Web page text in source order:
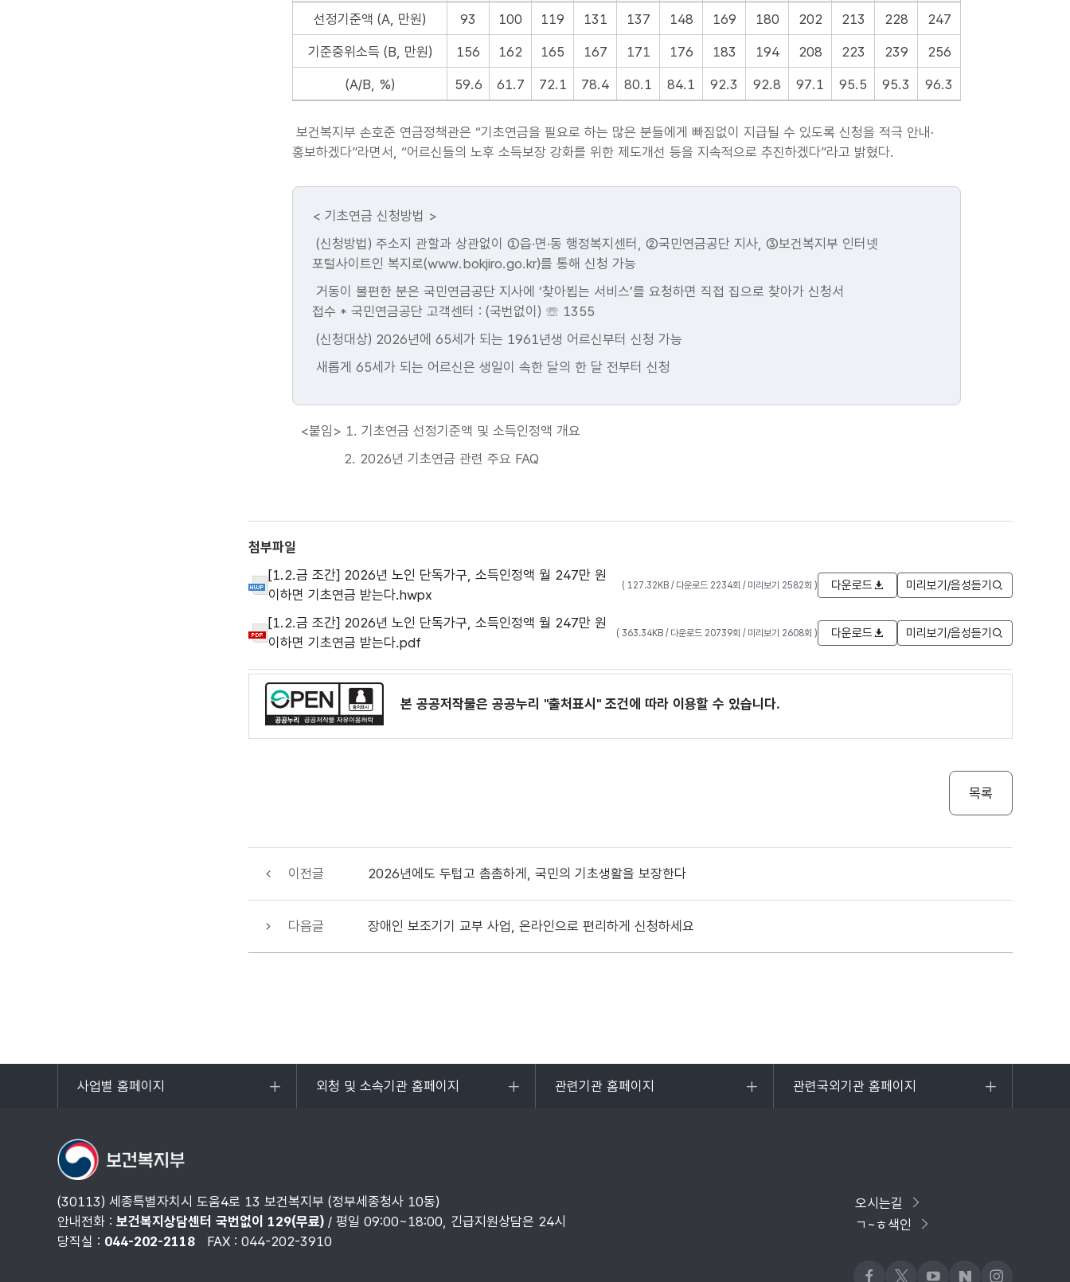
선정기준액 (A, 만원) 93 100 119 131 137 148 169 180 202 213 228 247
기준중위소득 (B, 만원) 156 162 165 167 171 176 183 194 208 223 239 256
(A/B, %) 59.6 61.7 72.1 78.4 80.1 84.1 92.3 92.8 97.1 95.5 95.3 96.3
보건복지부 손호준 연금정책관은 “기초연금을 필요로 하는 많은 분들에게 빠짐없이 지급될 수 있도록 신청을 적극 안내·
홍보하겠다”라면서, “어르신들의 노후 소득보장 강화를 위한 제도개선 등을 지속적으로 추진하겠다”라고 밝혔다.
< 기초연금 신청방법 >
(신청방법) 주소지 관할과 상관없이 ①읍·면·동 행정복지센터, ②국민연금공단 지사, ③보건복지부 인터넷
포털사이트인 복지로(www.bokjiro.go.kr)를 통해 신청 가능
거동이 불편한 분은 국민연금공단 지사에 ‘찾아뵙는 서비스’를 요청하면 직접 집으로 찾아가 신청서
접수 * 국민연금공단 고객센터 : (국번없이) ☏ 1355
(신청대상) 2026년에 65세가 되는 1961년생 어르신부터 신청 가능
새롭게 65세가 되는 어르신은 생일이 속한 달의 한 달 전부터 신청
<붙임> 1. 기초연금 선정기준액 및 소득인정액 개요
2. 2026년 기초연금 관련 주요 FAQ
첨부파일
[1.2.금 조간] 2026년 노인 단독가구, 소득인정액 월 247만 원
이하면 기초연금 받는다.hwpx
( 127.32KB / 다운로드 2234회 / 미리보기 2582회 ) 다운로드 미리보기/음성듣기
[1.2.금 조간] 2026년 노인 단독가구, 소득인정액 월 247만 원
이하면 기초연금 받는다.pdf
( 363.34KB / 다운로드 20739회 / 미리보기 2608회 ) 다운로드 미리보기/음성듣기
본 공공저작물은 공공누리 "출처표시" 조건에 따라 이용할 수 있습니다.
목록
이전글 2026년에도 두텁고 촘촘하게, 국민의 기초생활을 보장한다
다음글 장애인 보조기기 교부 사업, 온라인으로 편리하게 신청하세요
사업별 홈페이지
목록
외청 및 소속기관 홈페이지
목록
관련기관 홈페이지
목록
관련국외기관 홈페이지
목록
(30113) 세종특별자치시 도움4로 13 보건복지부 (정부세종청사 10동)
안내전화 : 보건복지상담센터 국번없이 129(무료) / 평일 09:00~18:00, 긴급지원상담은 24시
당직실 : 044-202-2118 FAX : 044-202-3910
오시는길
ㄱ~ㅎ색인
페이스북
x 유튜브네이버블로그
인스타그램